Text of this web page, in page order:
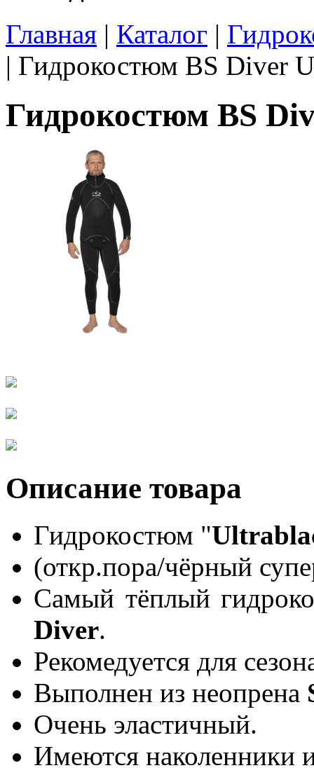
Главная | Каталог |
| Гидрокостюм BS Diver
Гидрокостюм BS
Описание товара
Гидрокостюм "
(откр.пора/чёрный
Самый тёплый
Diver.
Рекомедуется для
Выполнен из неопрена
Очень эластичный.
Имеются наколенники